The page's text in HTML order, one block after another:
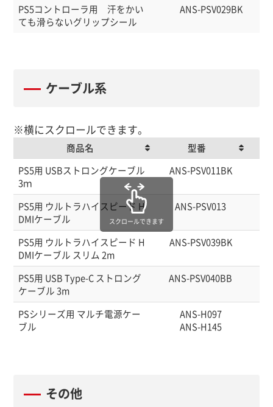
PS5コントローラ用 汗をかい
ても滑らないグリップシール
ANS-PSV029BK
ケーブル系
※横にスクロールできます。
商品名
型番
商品名
型番
PS5用 USBストロングケーブル
3ｍ
ANS-PSV011BK
PS5用 ウルトラハイスピード H
DMIケーブル
ANS-PSV013
PS5用 ウルトラハイスピード H
DMIケーブル スリム 2m
ANS-PSV039BK
PS5用 USB Type-C ストロング
ケーブル 3m
ANS-PSV040BB
PSシリーズ用 マルチ電源ケー
ブル
ANS-H097
ANS-H145
スクロールできます
その他